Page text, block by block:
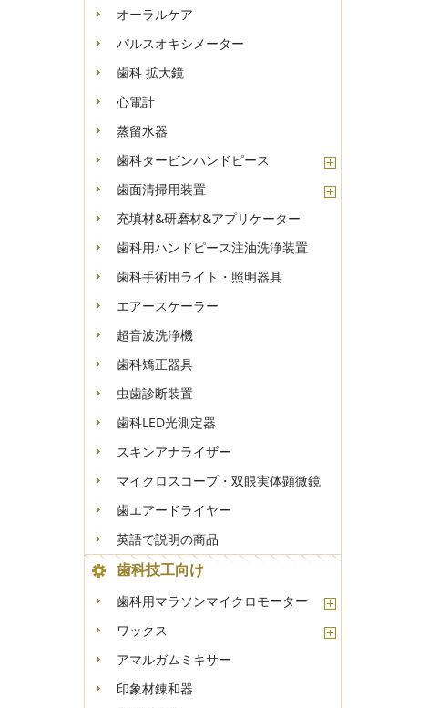
オーラルケア
パルスオキシメーター
歯科 拡大鏡
心電計
蒸留水器
歯科タービンハンドピース
歯面清掃用装置
充填材&研磨材&アプリケーター
歯科用ハンドピース注油洗浄装置
歯科手術用ライト・照明器具
エアースケーラー
超音波洗浄機
歯科矯正器具
虫歯診断装置
歯科LED光測定器
スキンアナライザー
マイクロスコープ・双眼実体顕微鏡
歯エアードライヤー
英語で説明の商品
歯科技工向け
歯科用マラソンマイクロモーター
ワックス
アマルガムミキサー
印象材錬和器